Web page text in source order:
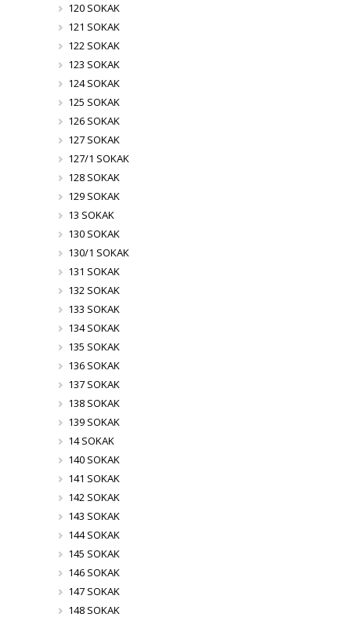
120 SOKAK
121 SOKAK
122 SOKAK
123 SOKAK
124 SOKAK
125 SOKAK
126 SOKAK
127 SOKAK
127/1 SOKAK
128 SOKAK
129 SOKAK
13 SOKAK
130 SOKAK
130/1 SOKAK
131 SOKAK
132 SOKAK
133 SOKAK
134 SOKAK
135 SOKAK
136 SOKAK
137 SOKAK
138 SOKAK
139 SOKAK
14 SOKAK
140 SOKAK
141 SOKAK
142 SOKAK
143 SOKAK
144 SOKAK
145 SOKAK
146 SOKAK
147 SOKAK
148 SOKAK